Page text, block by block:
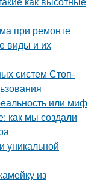
при ремонте
виды и их
систем Стоп-
или миф
как мы создали
уникальной
из